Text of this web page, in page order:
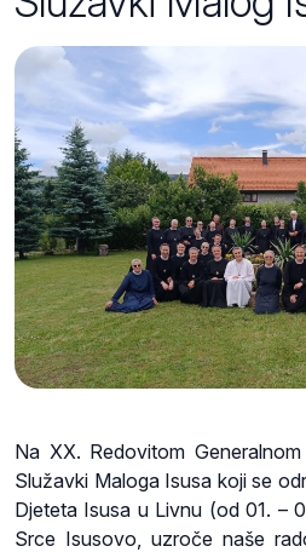
Na XX. Redovitom
Služavki Maloga Isusa koji se
Djeteta Isusa u Livnu (od 01. –
Srce Isusovo, uzroče naše